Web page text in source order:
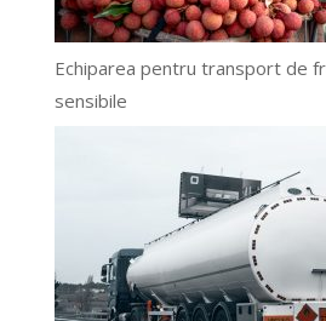
Echiparea pentru transport de
sensibile